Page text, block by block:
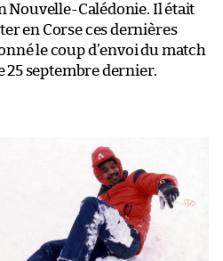
Nouvelle-Calédonie. Il était
en Corse ces dernières
le coup d’envoi du match
25 septembre dernier.